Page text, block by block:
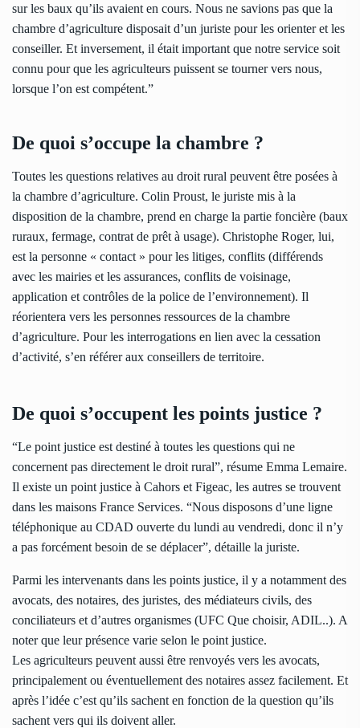
sur les baux qu’ils avaient en cours. Nous ne savions pas que la
chambre d’agriculture disposait d’un juriste pour les orienter et les
conseiller. Et inversement, il était important que notre service soit
connu pour que les agriculteurs puissent se tourner vers nous,
lorsque l’on est compétent.”
De quoi s’occupe la chambre ?
Toutes les questions relatives au droit rural peuvent être posées à
la chambre d’agriculture. Colin Proust, le juriste mis à la
disposition de la chambre, prend en charge la partie foncière (baux
ruraux, fermage, contrat de prêt à usage). Christophe Roger, lui,
est la personne « contact » pour les litiges, conflits (différends
avec les mairies et les assurances, conflits de voisinage,
application et contrôles de la police de l’environnement). Il
réorientera vers les personnes ressources de la chambre
d’agriculture. Pour les interrogations en lien avec la cessation
d’activité, s’en référer aux conseillers de territoire.
De quoi s’occupent les points justice ?
“Le point justice est destiné à toutes les questions qui ne
concernent pas directement le droit rural”, résume Emma Lemaire.
Il existe un point justice à Cahors et Figeac, les autres se trouvent
dans les maisons France Services. “Nous disposons d’une ligne
téléphonique au CDAD ouverte du lundi au vendredi, donc il n’y
a pas forcément besoin de se déplacer”, détaille la juriste.
Parmi les intervenants dans les points justice, il y a notamment des
avocats, des notaires, des juristes, des médiateurs civils, des
conciliateurs et d’autres organismes (UFC Que choisir, ADIL..). A
noter que leur présence varie selon le point justice.
Les agriculteurs peuvent aussi être renvoyés vers les avocats,
principalement ou éventuellement des notaires assez facilement. Et
après l’idée c’est qu’ils sachent en fonction de la question qu’ils
sachent vers qui ils doivent aller.